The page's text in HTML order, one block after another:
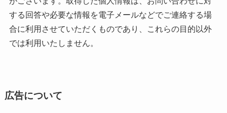
する回答や必要な情報を電子メールなどでご連絡する場
合に利用させていただくものであり、これらの目的以外
では利用いたしません。
広告について